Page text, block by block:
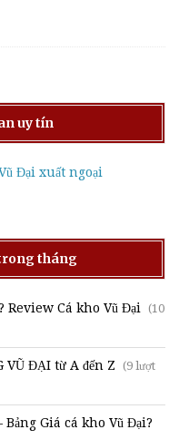
uy tín
Đại xuất ngoại
tháng
Review Cá kho Vũ Đại (10
VŨ ĐẠI từ A đến Z
(9 lượt
Giá cá kho Vũ Đại?